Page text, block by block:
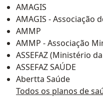
AMAGIS
AMAGIS - Associação
AMMP
AMMP - Associação
ASSEFAZ (Ministério
ASSEFAZ SAÚDE
Abertta Saúde
Todos os planos de